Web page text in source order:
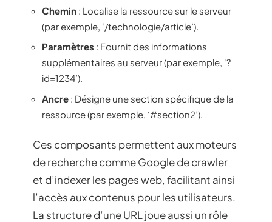
Chemin : Localise la ressource sur le serveur
(par exemple, ‘/technologie/article’).
Paramètres : Fournit des informations
supplémentaires au serveur (par exemple, ‘?
id=1234’).
Ancre : Désigne une section spécifique de la
ressource (par exemple, ‘#section2’).
Ces composants permettent aux moteurs
de recherche comme Google de crawler
et d’indexer les pages web, facilitant ainsi
l’accès aux contenus pour les utilisateurs.
La structure d’une URL joue aussi un rôle